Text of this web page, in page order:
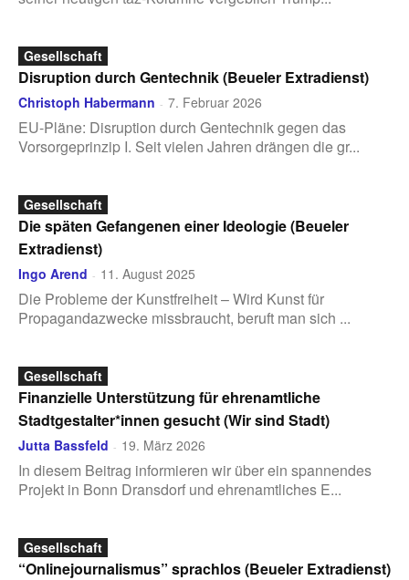
Gesellschaft
Disruption durch Gentechnik (Beueler Extradienst)
Christoph Habermann - 7. Februar 2026
EU-Pläne: Disruption durch Gentechnik gegen das
Vorsorgeprinzip I. Seit vielen Jahren drängen die gr...
Gesellschaft
Die späten Gefangenen einer Ideologie (Beueler
Extradienst)
Ingo Arend - 11. August 2025
Die Probleme der Kunstfreiheit – Wird Kunst für
Propagandazwecke missbraucht, beruft man sich ...
Gesellschaft
Finanzielle Unterstützung für ehrenamtliche
Stadtgestalter*innen gesucht (Wir sind Stadt)
Jutta Bassfeld - 19. März 2026
In diesem Beitrag informieren wir über ein spannendes
Projekt in Bonn Dransdorf und ehrenamtliches E...
Gesellschaft
“Onlinejournalismus” sprachlos (Beueler Extradienst)